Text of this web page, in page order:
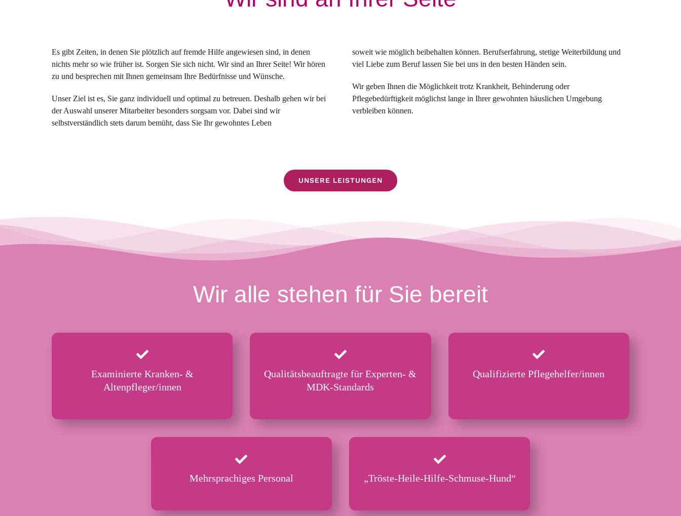
Es gibt Zeiten, in denen Sie plötzlich auf fremde Hilfe angewiesen sind, in denen
nichts mehr so wie früher ist. Sorgen Sie sich nicht. Wir sind an Ihrer Seite! Wir hören
zu und besprechen mit Ihnen gemeinsam Ihre Bedürfnisse und Wünsche.
Unser Ziel ist es, Sie ganz individuell und optimal zu betreuen. Deshalb gehen wir bei
der Auswahl unserer Mitarbeiter besonders sorgsam vor. Dabei sind wir
selbstverständlich stets darum bemüht, dass Sie Ihr gewohntes Leben
soweit wie möglich beibehalten können. Berufserfahrung, stetige Weiterbildung und
viel Liebe zum Beruf lassen Sie bei uns in den besten Händen sein.
Wir geben Ihnen die Möglichkeit trotz Krankheit, Behinderung oder
Pflegebedürftigkeit möglichst lange in Ihrer gewohnten häuslichen Umgebung
verbleiben können.
UNSERE LEISTUNGEN
Wir alle stehen für Sie bereit
Examinierte Kranken- &
Altenpfleger/innen
Qualitätsbeauftragte für Experten- &
MDK-Standards
Qualifizierte Pflegehelfer/innen
Mehrsprachiges Personal „Tröste-Heile-Hilfe-Schmuse-Hund“